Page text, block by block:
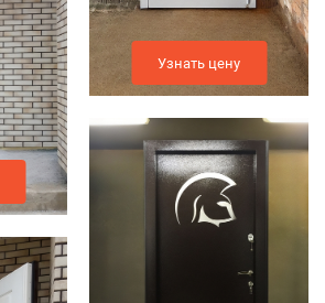
Узнать цену